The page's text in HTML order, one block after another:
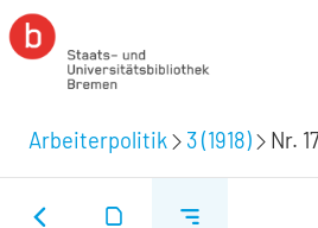
Arbeiterpolitik 3 (1918) Nr.